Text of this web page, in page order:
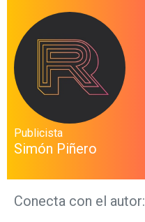
Publicista
Simón Piñero
Conecta con el autor: